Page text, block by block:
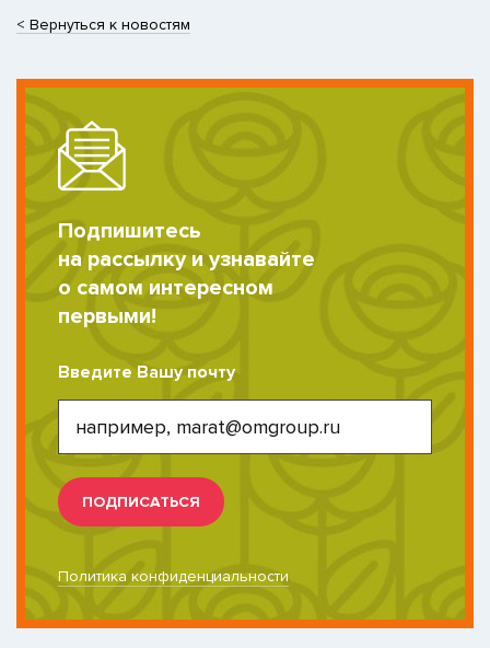
< Вернуться к новостям
Подпишитесь
на рассылку и узнавайте
о самом интересном
первыми!
Введите Вашу почту
ПОДПИСАТЬСЯ
Политика конфиденциальности